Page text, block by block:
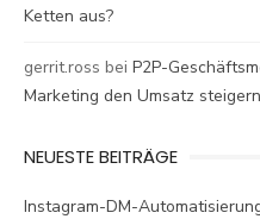
Ketten aus?
gerrit.ross bei P2P-
Marketing den Umsatz steigern
NEUESTE BEITRÄGE
Instagram-DM-